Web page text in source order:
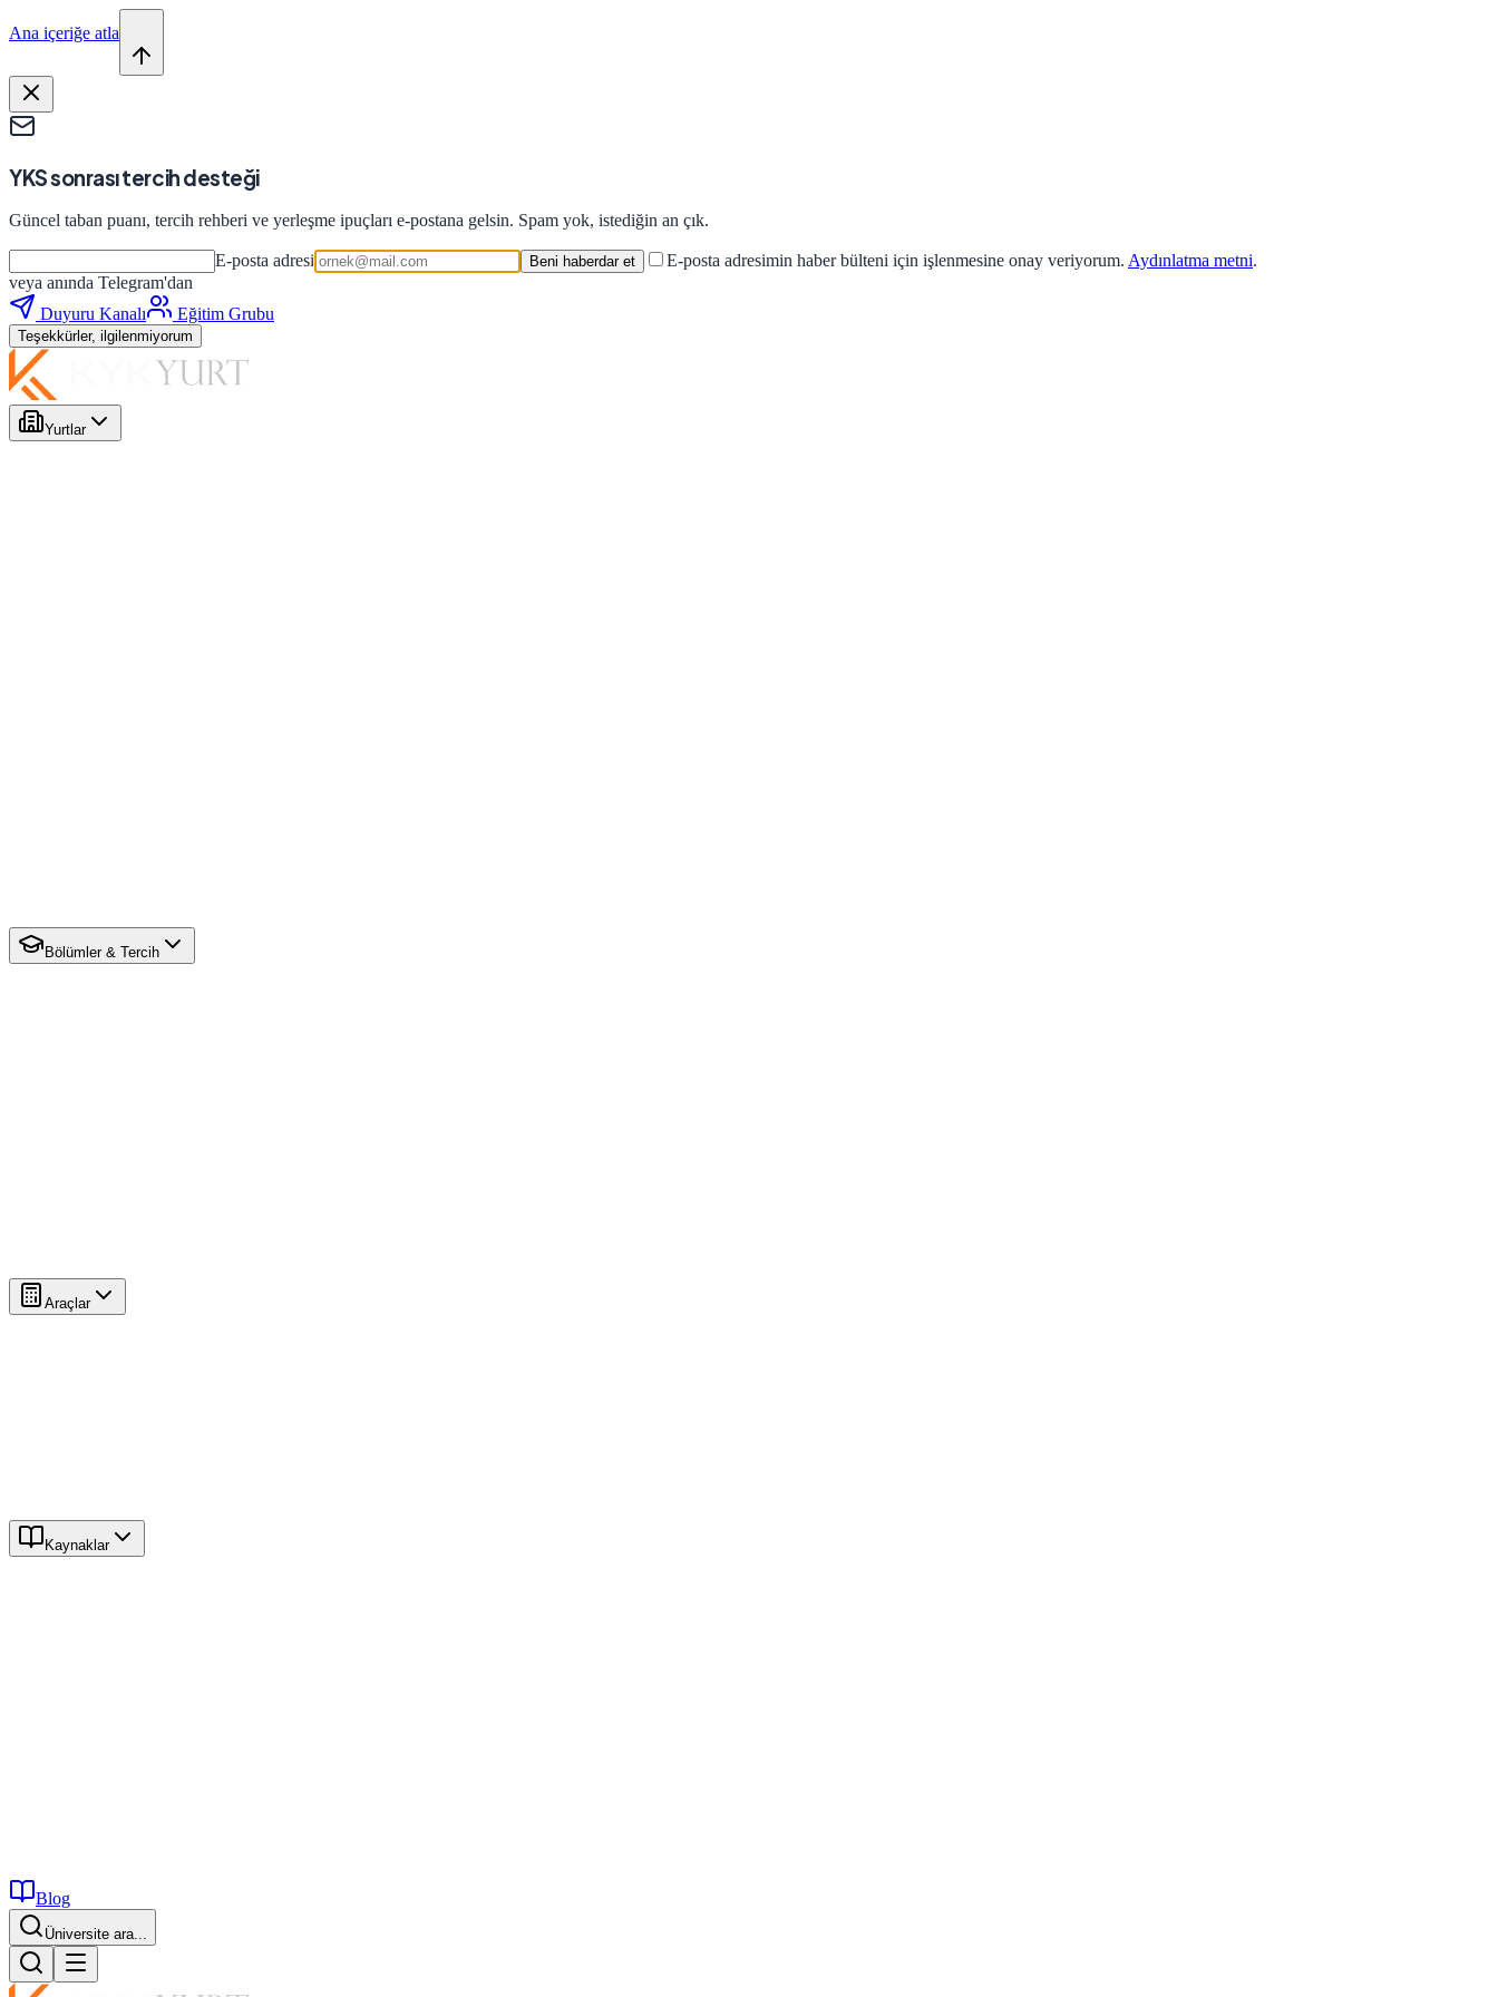
Ana içeriğe atla
YKS sonrası tercih desteği
Güncel taban puanı, tercih rehberi ve yerleşme ipuçları e-postana gelsin. Spam yok, istediğin an çık.
E-posta adresi Beni haberdar et E-posta adresimin haber bülteni için işlenmesine onay veriyorum. Aydınlatma metni.
veya anında Telegram'dan
Duyuru Kanalı
Eğitim Grubu
Teşekkürler, ilgilenmiyorum
Yurtlar
Bölümler & Tercih
Araçlar
Kaynaklar
Blog
Üniversite ara...